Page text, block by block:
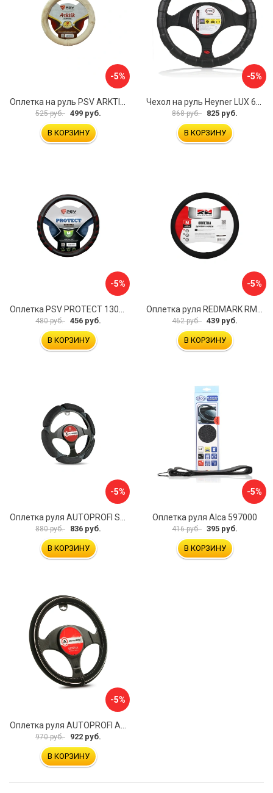
-5%
525 руб. 499 руб.
В КОРЗИНУ
-5%
868 руб. 825 руб.
В КОРЗИНУ
-5%
Оплетка PSV PROTECT 130503
480 руб. 456 руб.
В КОРЗИНУ
-5%
Оплетка руля REDMARK RM78002
462 руб. 439 руб.
В КОРЗИНУ
-5%
880 руб. 836 руб.
В КОРЗИНУ
-5%
Оплетка руля Alca 597000
416 руб. 395 руб.
В КОРЗИНУ
-5%
970 руб. 922 руб.
В КОРЗИНУ